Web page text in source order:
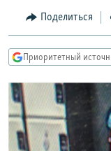
Вернутся
главной
навигации
Вернутся
поиску
МНЕНИЯ
IDEL.РЕАЛИИ
КАВКАЗ.РЕАЛИИ
СЕВЕР.РЕАЛИИ
СИБИРЬ.РЕАЛИИ
Поделиться
Приоритетный